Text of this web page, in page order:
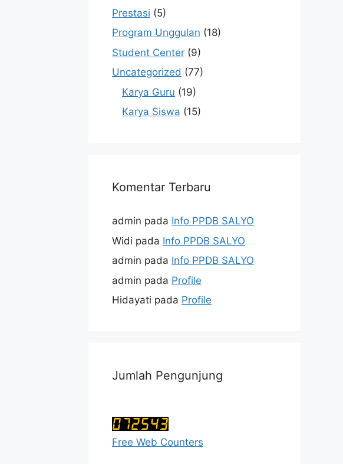
Prestasi (5)
Program Unggulan (18)
Student Center (9)
Uncategorized (77)
Karya Guru (19)
Karya Siswa (15)
Komentar Terbaru
admin pada Info PPDB SALYO
Widi pada Info PPDB SALYO
admin pada Info PPDB SALYO
admin pada Profile
Hidayati pada Profile
Jumlah Pengunjung
Free Web Counters